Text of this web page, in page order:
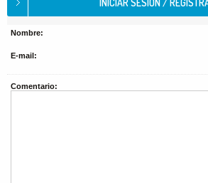
Nombre:
E-mail:
Comentario: